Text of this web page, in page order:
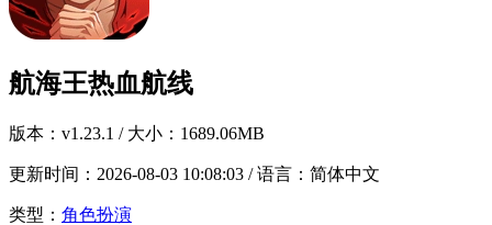
航海王热血航线
版本： v1.23.1 / 大小：1689.06MB
更新时间： 2026-08-03 10:08:03 / 语言：简体中文
类型： 角色扮演